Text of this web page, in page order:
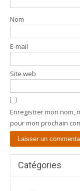
Nom
E-mail
Site web
Enregistrer mon nom,
pour mon prochain
Catégories